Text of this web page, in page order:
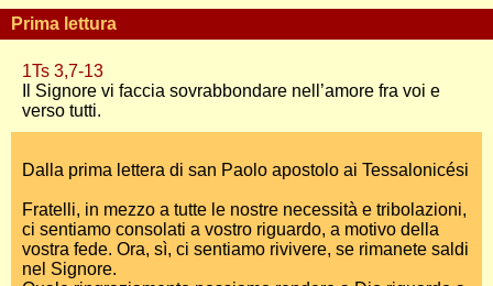
Prima lettura
1Ts 3,7-13
Il Signore vi faccia sovrabbondare nell’amore fra voi e
verso tutti.
Dalla prima lettera di san Paolo apostolo ai Tessalonicési
Fratelli, in mezzo a tutte le nostre necessità e tribolazioni,
ci sentiamo consolati a vostro riguardo, a motivo della
vostra fede. Ora, sì, ci sentiamo rivivere, se rimanete saldi
nel Signore.